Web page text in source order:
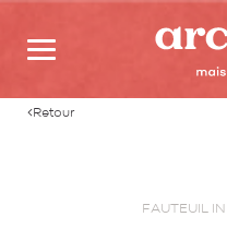
Retour
FAUTEUIL